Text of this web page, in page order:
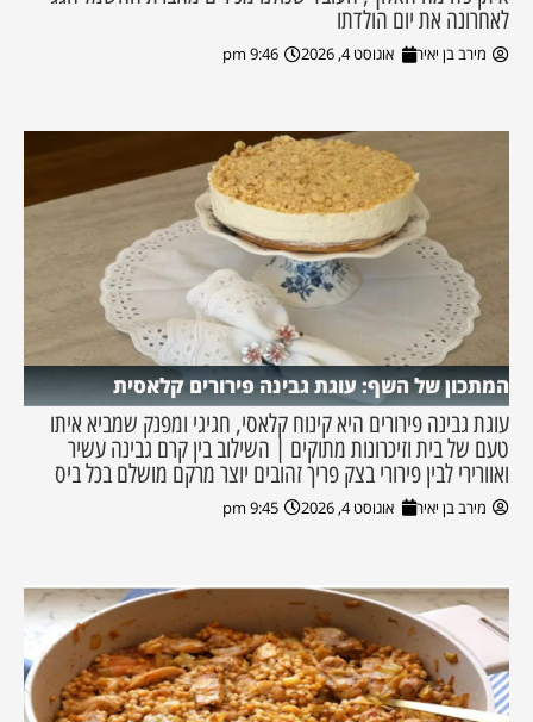
לאחרונה את יום הולדתו
מירב בן יאיר אוגוסט 4, 2026 9:46 pm
המתכון של השף: עוגת גבינה פירורים קלאסית
עוגת גבינה פירורים היא קינוח קלאסי, חגיגי ומפנק שמביא איתו
טעם של בית וזיכרונות מתוקים | השילוב בין קרם גבינה עשיר
ואוורירי לבין פירורי בצק פריך זהובים יוצר מרקם מושלם בכל ביס
מירב בן יאיר אוגוסט 4, 2026 9:45 pm